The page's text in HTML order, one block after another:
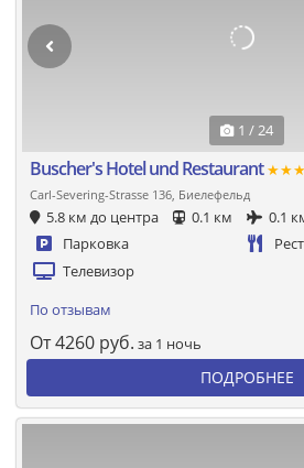
1 / 24
Buscher's Hotel und Restaurant★★★
Carl-Severing-Strasse 136, Биелефельд
5.8 км до центра 0.1 км
0.1
Парковка
Телевизор
По отзывам
От4260 руб. за 1 ночь
ПОДРОБНЕЕ